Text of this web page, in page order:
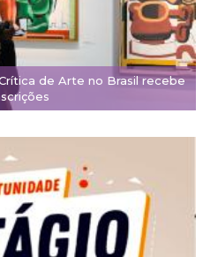
de Arte no Brasil recebe